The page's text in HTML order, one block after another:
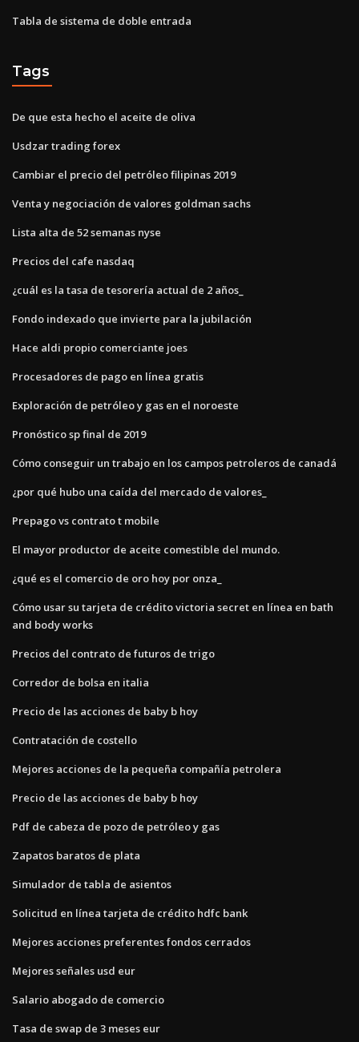
Tabla de sistema de doble entrada
Tags
De que esta hecho el aceite de oliva
Usdzar trading forex
Cambiar el precio del petróleo filipinas 2019
Venta y negociación de valores goldman sachs
Lista alta de 52 semanas nyse
Precios del cafe nasdaq
¿cuál es la tasa de tesorería actual de 2 años_
Fondo indexado que invierte para la jubilación
Hace aldi propio comerciante joes
Procesadores de pago en línea gratis
Exploración de petróleo y gas en el noroeste
Pronóstico sp final de 2019
Cómo conseguir un trabajo en los campos petroleros de canadá
¿por qué hubo una caída del mercado de valores_
Prepago vs contrato t mobile
El mayor productor de aceite comestible del mundo.
¿qué es el comercio de oro hoy por onza_
Cómo usar su tarjeta de crédito victoria secret en línea en bath
and body works
Precios del contrato de futuros de trigo
Corredor de bolsa en italia
Precio de las acciones de baby b hoy
Contratación de costello
Mejores acciones de la pequeña compañía petrolera
Precio de las acciones de baby b hoy
Pdf de cabeza de pozo de petróleo y gas
Zapatos baratos de plata
Simulador de tabla de asientos
Solicitud en línea tarjeta de crédito hdfc bank
Mejores acciones preferentes fondos cerrados
Mejores señales usd eur
Salario abogado de comercio
Tasa de swap de 3 meses eur